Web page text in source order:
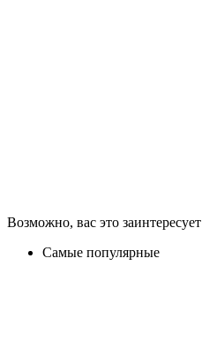
Возможно, вас это заинтересует
Самые популярные